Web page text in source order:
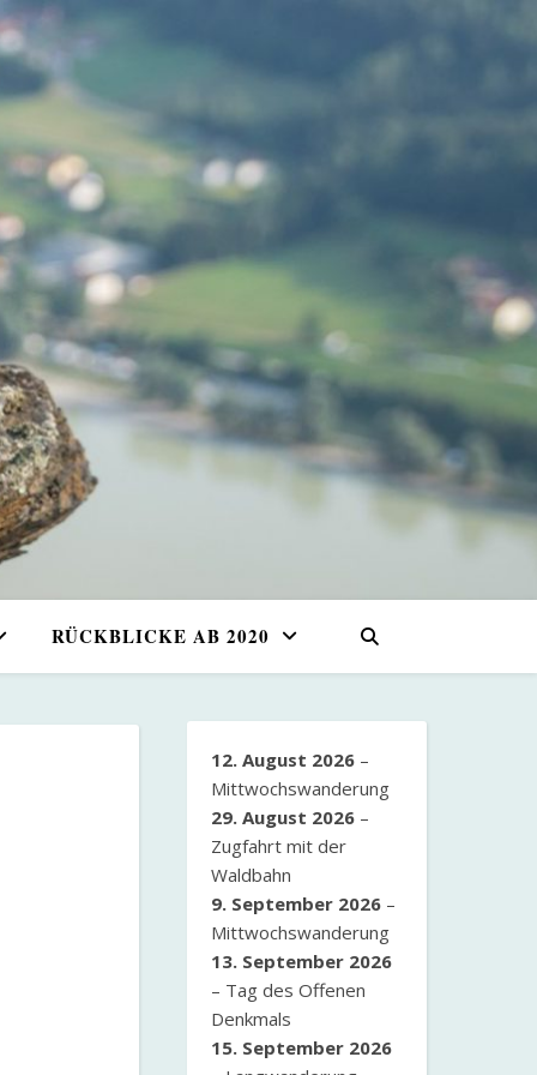
RÜCKBLICKE AB 2020
12. August 2026 –
Mittwochswanderung
29. August 2026 –
Zugfahrt mit der
Waldbahn
9. September 2026 –
Mittwochswanderung
13. September 2026
– Tag des Offenen
Denkmals
15. September 2026